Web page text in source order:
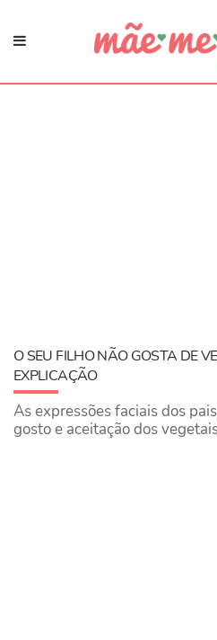
O SEU FILHO NÃO GOSTA DE
EXPLICAÇÃO
As expressões faciais dos
gosto e aceitação dos